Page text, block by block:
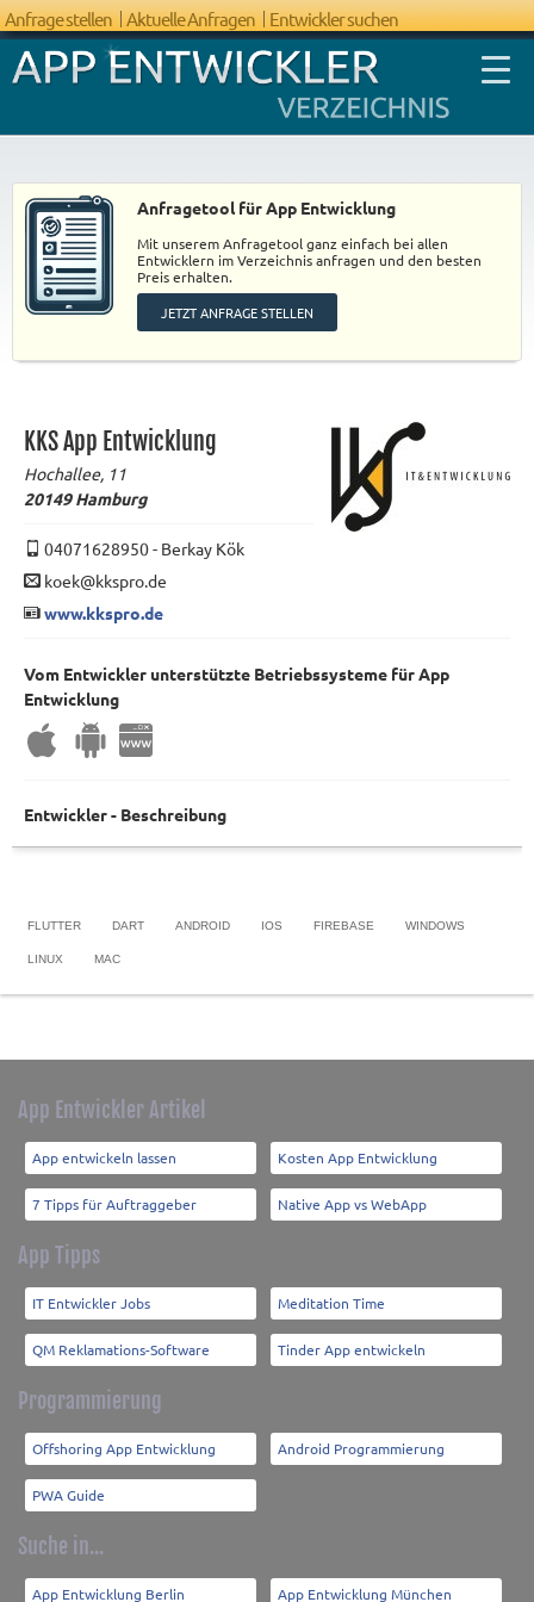
Anfrage stellen Aktuelle Anfragen Entwickler suchen
Anfragetool für App Entwicklung
Mit unserem Anfragetool ganz einfach bei allen
Entwicklern im Verzeichnis anfragen und den besten
Preis erhalten.
JETZT ANFRAGE STELLEN
KKS App Entwicklung
Hochallee, 11
20149Hamburg
04071628950- Berkay Kök
koek@kkspro.de
www.kkspro.de
Vom Entwickler unterstützte Betriebssysteme für App
Entwicklung
Entwickler - Beschreibung
FLUTTER DART ANDROID IOS FIREBASE WINDOWS
LINUX MAC
App Entwickler Artikel
App entwickeln lassen Kosten App Entwicklung
7 Tipps für Auftraggeber Native App vs WebApp
App Tipps
IT Entwickler Jobs Meditation Time
QM Reklamations-Software Tinder App entwickeln
Programmierung
Offshoring App Entwicklung Android Programmierung
PWA Guide
Suche in...
App Entwicklung Berlin App Entwicklung München